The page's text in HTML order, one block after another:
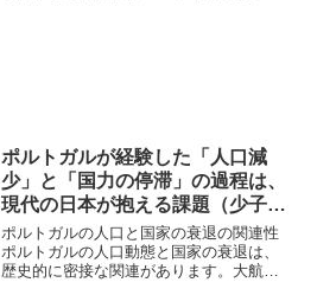
ポルトガルが経験した「人口減
少」と「国力の停滞」の過程は、
現代の日本が抱える課題（少子高
齢化、労働力不足）と類似
ポルトガルの人口と国家の衰退の関連性
ポルトガルの人口動態と国家の衰退は、
歴史的に密接な関連があります。大航海